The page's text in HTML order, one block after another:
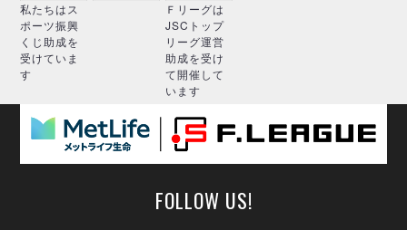
私たちはス
ポーツ振興
くじ助成を
受けていま
す
Ｆリーグは
JSCトップ
リーグ運営
助成を受け
て開催して
います
FOLLOW US!